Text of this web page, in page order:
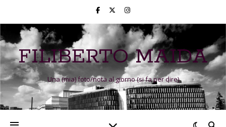
FILIBERTO MAIDA
Una (mia) foto/nota al giorno (si fa per dire)